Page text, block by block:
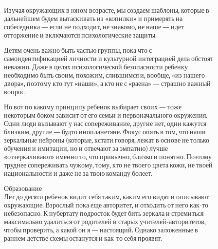
Изучая окружающих в юном возрасте, мы создаем шаблоны, которые в
дальнейшем будем вытаскивать из «копилки» и примерять на
собеседника — если не подходит, не знакомо, не наше — идет
отторжение и включаются психологические защиты.
Детям очень важно быть частью группы, пока что с
самоидентификацией личности и культурной интеграцией дела обстоят
неважно. Даже в целях психологической безопасности ребенку
необходимо быть своим, похожим, слившимся и, вообще, «из нашего
двора», поэтому кто тут «наши», а кто не с «раена» — страшно важный
вопрос.
Но вот по какому принципу ребенок выбирает своих — тоже
некоторым боком зависит от его семьи и первоначального окружения.
Одни люди вызывают у нас сопереживание, другие нет, одни кажутся
близким, другие — будто инопланетяне. Фокус опять в том, что наши
зеркальные нейроны (которые, кстати говоря, лежат в основе не только
обучения и имитации, но и отвечают за эмпатию) лучше
«отзеркаливают» именно то, что привычно, близко и понятно. Поэтому
труднее сопереживать чужому, тому, кто не твоего цвета кожи, не твоей
национальности и даже не за твою команду болеет.
Образование
Лет до десяти ребенок видит себя таким, каким его видят и описывают
окружающие. Взрослый пока еще авторитет, и отходить от него как-то
небезопасно. К пубертату подросток будет бить зеркала и стремиться
максимально удалиться от родителей и старых учителей-авторитетов,
чтобы проверить, а какой он я — настоящий. Однако заложенные в
раннем детстве схемы останутся и как-то себя проявят.